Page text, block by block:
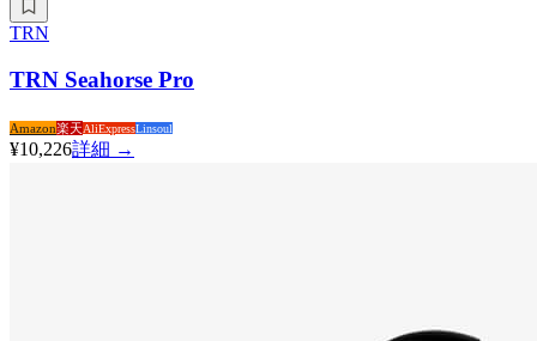
TRN
TRN Seahorse Pro
Amazon楽天AliExpressLinsoul
¥10,226詳細 →